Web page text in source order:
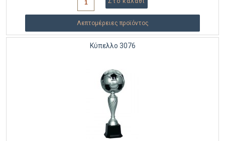
Λεπτομέρειες προϊόντος
Κύπελλο 3076